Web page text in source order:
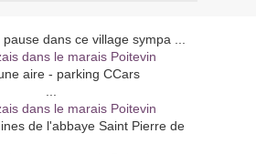
dans ce village sympa ...
aire - parking CCars
de l'abbaye Saint Pierre de